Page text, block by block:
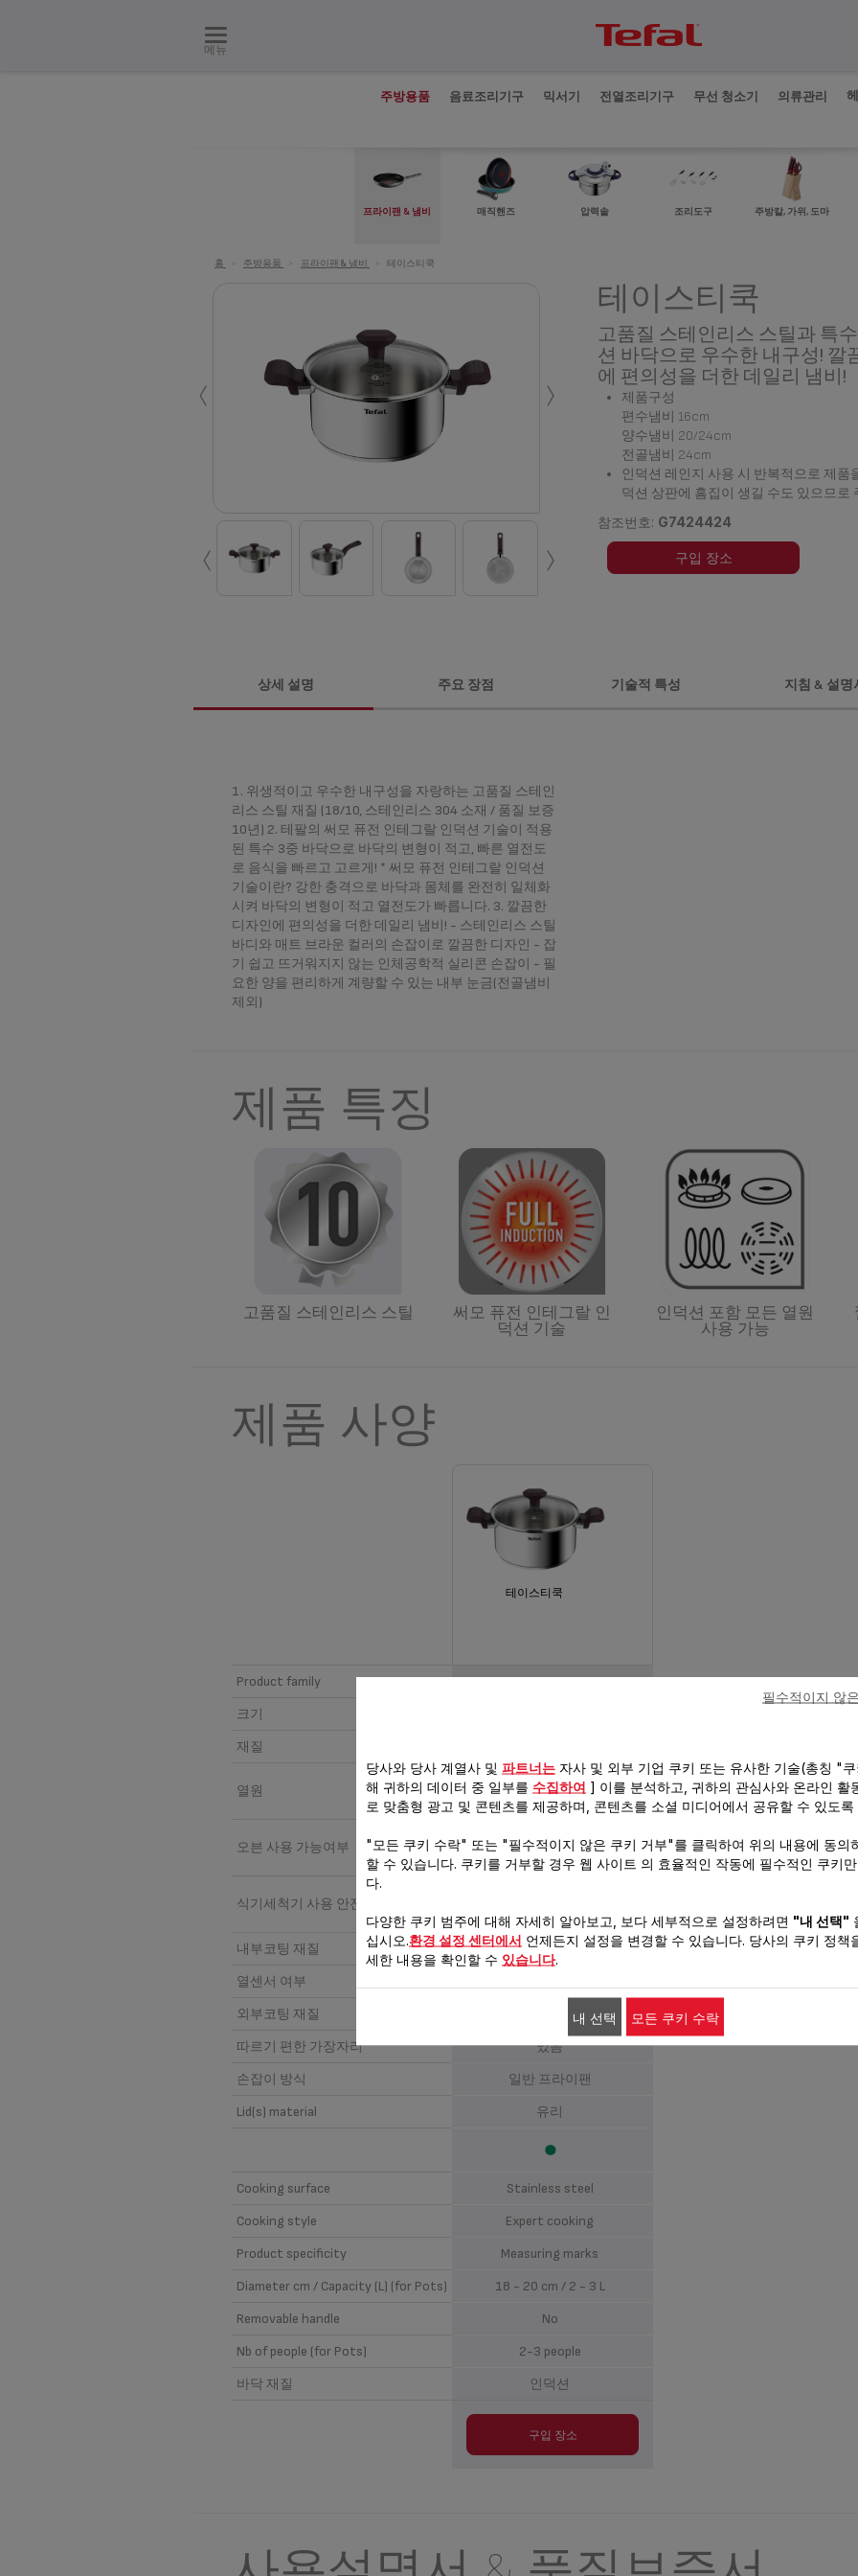
메뉴
주방용품 음료조리기구 믹서기 전열조리기구 무선 청소기 의류관리
프라이팬 & 냄비 매직핸즈 압력솥 조리도구 주방칼, 가위, 도마
홈 주방용품 프라이팬 & 냄비 테이스티쿡
‹ ›
‹ ›
테이스티쿡
고품질 스테인리스 스틸과 특
션 바닥으로 우수한 내구성! 깔
에 편의성을 더한 데일리 냄비!
제품구성
편수냄비 16cm
양수냄비 20/24cm
전골냄비 24cm
인덕션 레인지 사용 시 반복적으로 제
덕션 상판에 흠집이 생길 수도 있으므로
참조번호: G7424424
구입 장소
상세 설명 주요 장점 기술적 특성 지침 & 설명
1. 위생적이고 우수한 내구성을 자랑하는 고품질 스테인
리스 스틸 재질 (18/10, 스테인리스 304 소재 / 품질 보증
10년) 2. 테팔의 써모 퓨전 인테그랄 인덕션 기술이 적용
된 특수 3중 바닥으로 바닥의 변형이 적고, 빠른 열전도
로 음식을 빠르고 고르게! * 써모 퓨전 인테그랄 인덕션
기술이란? 강한 충격으로 바닥과 몸체를 완전히 일체화
시켜 바닥의 변형이 적고 열전도가 빠릅니다. 3. 깔끔한
디자인에 편의성을 더한 데일리 냄비! - 스테인리스 스틸
바디와 매트 브라운 컬러의 손잡이로 깔끔한 디자인 - 잡
기 쉽고 뜨거워지지 않는 인체공학적 실리콘 손잡이 - 필
요한 양을 편리하게 계량할 수 있는 내부 눈금(전골냄비
제외)
제품 특징
고품질 스테인리스 스틸
써모 퓨전 인테그랄 인
덕션 기술
인덕션 포함 모든 열원
사용 가능
제품 사양
테이스티쿡
Product family
Stewpot
크기
재질
열원
인덕션 - 가스레인지 - 전기레인
지 - 하이라이트
오븐 사용 가능여부
175°C 까지 호환가능(유리뚜껑
제외)
식기세척기 사용 안전여부
세척 권장
내부코팅 재질
스테인리스 스틸
열센서 여부
외부코팅 재질
유광 스테인리스 스틸
따르기 편한 가장자리
있음
손잡이 방식
일반 프라이팬
Lid(s) material
유리
Cooking surface
Stainless steel
Cooking style
Expert cooking
Product specificity
Measuring marks
Diameter cm / Capacity (L) (for Pots)
18 - 20 cm / 2 - 3 L
Removable handle
No
Nb of people (for Pots)
2-3 people
바닥 재질
인덕션
구입 장소
당사와 당사 계열사 및 파트너는 자사 및 외부 기업 쿠키 또는 유사한 기술(총칭 "
해 귀하의 데이터 중 일부를 수집하여 ] 이를 분석하고, 귀하의 관심사와 온라인 활
로 맞춤형 광고 및 콘텐츠를 제공하며, 콘텐츠를 소셜 미디어에서 공유할 수 있도록
"모든 쿠키 수락" 또는 "필수적이지 않은 쿠키 거부"를 클릭하여 위의 내용에 동의
할 수 있습니다. 쿠키를 거부할 경우 웹 사이트 의 효율적인 작동에 필수적인 쿠키
다.
다양한 쿠키 범주에 대해 자세히 알아보고, 보다 세부적으로 설정하려면 "내 선택"
십시오. 환경 설정 센터에서 언제든지 설정을 변경할 수 있습니다. 당사의 쿠키 정책
세한 내용을 확인할 수 있습니다.
필수적이지 않
내 선택 모든 쿠키 수락